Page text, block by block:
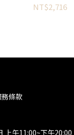
NT$2,716
條款
上午11:00~下午20:00